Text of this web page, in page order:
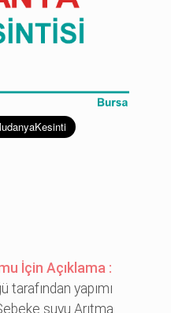
İçin Açıklama :
tarafından yapımı
suyu Arıtma